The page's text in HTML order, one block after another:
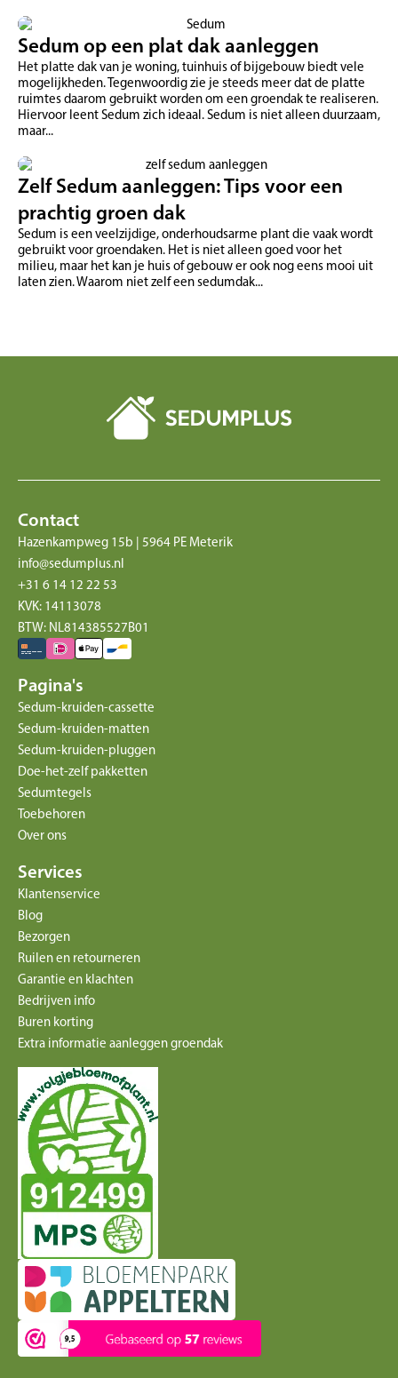
Sedum op een plat dak aanleggen
Het platte dak van je woning, tuinhuis of bijgebouw biedt vele
mogelijkheden. Tegenwoordig zie je steeds meer dat de platte
ruimtes daarom gebruikt worden om een groendak te realiseren.
Hiervoor leent Sedum zich ideaal. Sedum is niet alleen duurzaam,
maar...
Zelf Sedum aanleggen: Tips voor een
prachtig groen dak
Sedum is een veelzijdige, onderhoudsarme plant die vaak wordt
gebruikt voor groendaken. Het is niet alleen goed voor het
milieu, maar het kan je huis of gebouw er ook nog eens mooi uit
laten zien. Waarom niet zelf een sedumdak...
Contact
Hazenkampweg 15b | 5964 PE Meterik
info@sedumplus.nl
+31 6 14 12 22 53
KVK: 14113078
BTW: NL814385527B01
Pagina's
Sedum-kruiden-cassette
Sedum-kruiden-matten
Sedum-kruiden-pluggen
Doe-het-zelf pakketten
Sedumtegels
Toebehoren
Over ons
Services
Klantenservice
Blog
Bezorgen
Ruilen en retourneren
Garantie en klachten
Bedrijven info
Buren korting
Extra informatie aanleggen groendak